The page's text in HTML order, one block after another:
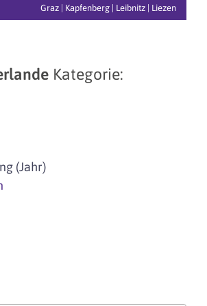
Graz | Kapfenberg | Leibnitz | Liezen
Kategorie:
(Jahr)